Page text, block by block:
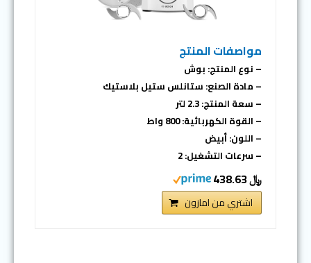
مواصفات المنتج
– نوع المنتج: بوش
– مادة الصنع: ستانلس ستيل بلاستيك
– سعة المنتج: 2.3 لتر
– القوة الكهربائية: 800 واط
– اللون: أبيض
– سرعات التشغيل: 2
﷼ 438.63
اشتري من امازون